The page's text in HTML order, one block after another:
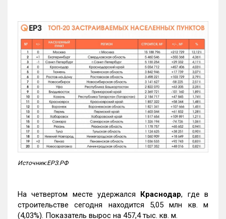
Источник:ЕРЗ.РФ
На четвертом месте удержался Краснодар, где в
строительстве сегодня находится 5,05 млн кв. м
(4,03%). Показатель вырос на 457,4 тыс. кв. м.